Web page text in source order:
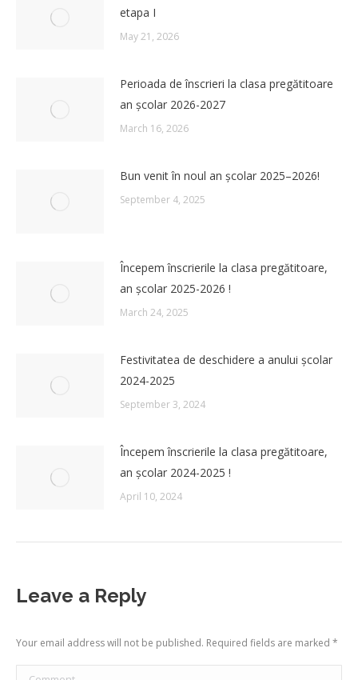
etapa I
May 21, 2026
Perioada de înscrieri la clasa pregătitoare
an școlar 2026-2027
March 16, 2026
Bun venit în noul an școlar 2025–2026!
September 4, 2025
Începem înscrierile la clasa pregătitoare,
an școlar 2025-2026 !
March 24, 2025
Festivitatea de deschidere a anului școlar
2024-2025
September 3, 2024
Începem înscrierile la clasa pregătitoare,
an școlar 2024-2025 !
April 10, 2024
Leave a Reply
Your email address will not be published. Required fields are marked *
Comment